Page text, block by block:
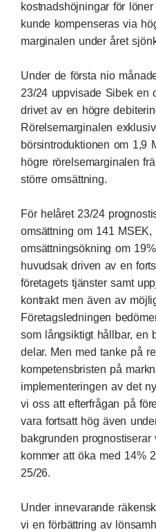
kostnadshöjningar för
kunde kompenseras via
marginalen under året
Under de första nio
23/24 uppvisade Sibek en
drivet av en högre
Rörelsemarginalen
börsintroduktionen om 1,9
högre rörelsemarginalen
större omsättning.
För helåret 23/24
omsättning om 141 MSEK,
omsättningsökning om
huvudsak driven av en
företagets tjänster samt
kontrakt men även av
Företagsledningen
som långsiktigt hållbar, en
delar. Men med tanke på
kompetensbristen på
implementeringen av det
vi oss att efterfrågan på
vara fortsatt hög även
bakgrunden prognostiserar
kommer att öka med 14%
25/26.
Under innevarande
vi en förbättring av